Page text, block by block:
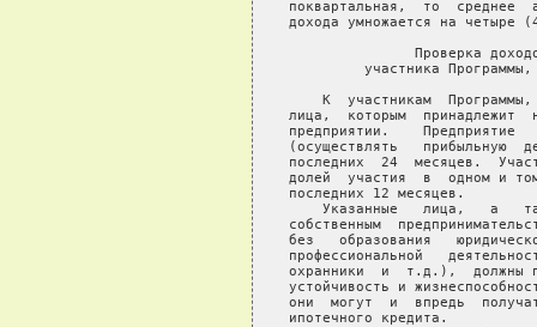
и жизнеспособность своего предприятия и/или того,  что
   они  могут  и  впредь  получать доход,  достаточный  для  погашения
   ипотечного кредита.
       Среднемесячный заработок (доход) предпринимателя,  определяется
   следующим образом:
       По  индивидуальным предпринимателям, не осуществляющим  выплаты
   наемным  работникам,  - путем деления суммы  вмененного  дохода  за
   вычетом  уплаченного за отчетный период единого налога на вмененный
   доход,  с которого уплачен единый налог, на период (в месяцах),  за
   который уплачен единый налог на вмененный доход.
       По   индивидуальным  предпринимателям,  осуществляющим  выплаты
   наемным  работникам,  -  путем  деления  величины,  соответствующей
   разнице  между суммой вмененного дохода, с которого уплачен  единый
   налог,  суммами  уплаченного за отчетный период единого  налога  на
   вмененный     доход,     суммами,     указанными     индивидуальным
   предпринимателем  в  целях  исчисления  среднемесячного   заработка
   наемных  работников,  на  период (в месяцах),  за  который  уплачен
   единый налог на вмененный доход.
       Сведения  о суммах, выплаченных индивидуальным предпринимателем
   наемным  работникам, могут быть подтверждены "Расчетом по авансовым
   платежам   по   единому   социальному   налогу   для   организаций,
   индивидуальных  предпринимателей, физических лиц,  не  признаваемых
   индивидуальными предпринимателями, производящих выплаты  физическим
   лицам"  с  отметкой  налогового органа, в  котором  отражены  суммы
   дохода, начисленные наемным работникам.
       Для расчета платежеспособности участника Программы, перешедшего
   на  упрощенную  систему,  учитывается  доход  участника  программы,
   указанный  в  Налоговой декларации за отчетный период,  за  вычетом
   уплаченного  единого  налога,  деленный  на  количество  месяцев  в
   отчетном периоде.
       В  иных случаях, доход предпринимателя, используемый для оценки
   кредитоспособности  участника Программы и полученный  в  результате
   анализа  предоставленных  налоговых деклараций  юридического  лица,
   рассчитывается  путем деления годовой суммы на 12. В  случае,  если
   предприниматель  предоставляет форму 3 НДФЛ или иную  установленную
   форму  налоговой  отчетности  для  физических  лиц,  среднемесячный
   доход рассчитывается путем деления годовой суммы на 12.
   
                  Доходы в виде процентов по вкладам
           и в виде постоянных, стабильных страховых выплат
                                   
       Примерный     список    необходимых    основных     документов,
   представляемых лицом, имеющим регулярный доход в виде процентов  по
   вкладам (может быть расширен первичным кредитором):
       - договор о депозитном (срочном) вкладе;
       -  выписка со счета вклада до востребования о движении денежных
   средств за последние 12 месяцев;
       - справка Банка о